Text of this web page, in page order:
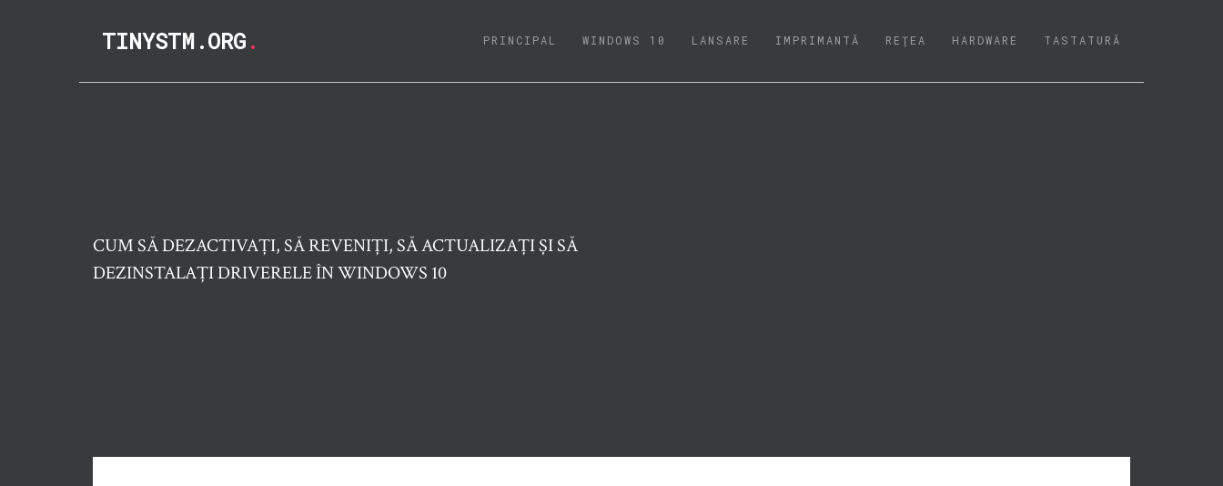
TINYSTM.ORG. PRINCIPAL (CURRENT)
WINDOWS 10 LANSARE IMPRIMANTĂ REŢEA HARDWARE TASTATURĂ
CUM SĂ DEZACTIVAȚI, SĂ REVENIȚI, SĂ ACTUALIZAȚI ȘI SĂ
DEZINSTALAȚI DRIVERELE ÎN WINDOWS 10